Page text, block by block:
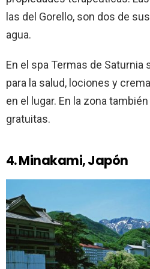
las del Gorello, son dos de
agua.
En el spa Termas de
para la salud, lociones y
en el lugar. En la zona
gratuitas.
4. Minakami, Japón